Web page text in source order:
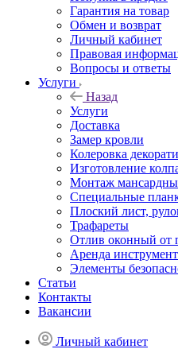
Гарантия на товар
Обмен и возврат
Личный кабинет
Правовая
Вопросы и ответы
Услуги
Назад
Услуги
Доставка
Замер кровли
Колеровка
Изготовление
Монтаж
Специальные
Плоский лист,
Трафареты
Отлив оконный от
Аренда
Элементы
Статьи
Контакты
Вакансии
Личный кабинет